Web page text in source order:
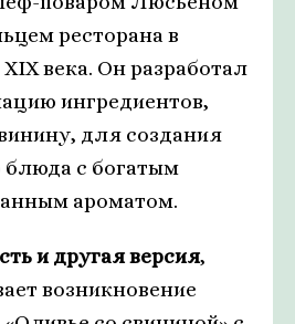
ресторана в
века. Он разработал
ингредиентов,
для создания
блюда с богатым
ароматом.
и другая версия,
возникновение